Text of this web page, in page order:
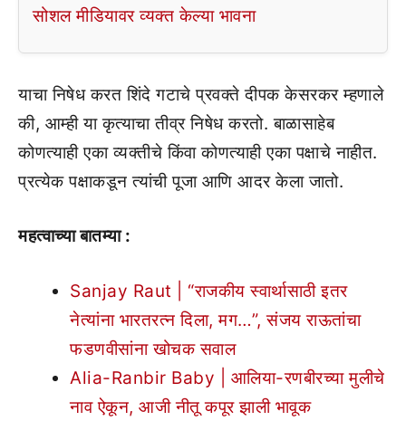
सोशल मीडियावर व्यक्त केल्या भावना
याचा निषेध करत शिंदे गटाचे प्रवक्ते दीपक केसरकर म्हणाले
की, आम्ही या कृत्याचा तीव्र निषेध करतो. बाळासाहेब
कोणत्याही एका व्यक्तीचे किंवा कोणत्याही एका पक्षाचे नाहीत.
प्रत्येक पक्षाकडून त्यांची पूजा आणि आदर केला जातो.
महत्वाच्या बातम्या :
Sanjay Raut | “राजकीय स्वार्थासाठी इतर
नेत्यांना भारतरत्न दिला, मग…”, संजय राऊतांचा
फडणवीसांना खोचक सवाल
Alia-Ranbir Baby | आलिया-रणबीरच्या मुलीचे
नाव ऐकून, आजी नीतू कपूर झाली भावूक